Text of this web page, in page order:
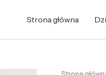
Strona główna
ilość